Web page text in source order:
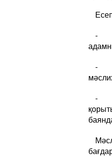
-
-
-